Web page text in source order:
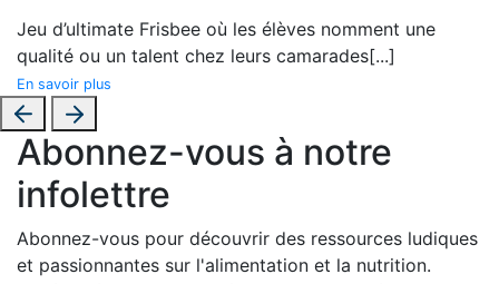
Jeu d’ultimate Frisbee où les élèves nomment une
qualité ou un talent chez leurs camarades[...]
En savoir plus
Abonnez-vous à notre
infolettre
Abonnez-vous pour découvrir des ressources ludiques
et passionnantes sur l'alimentation et la nutrition.